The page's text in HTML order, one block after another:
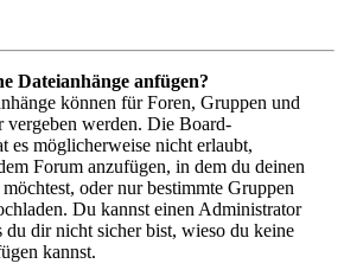
Dateianhänge anfügen?
können für Foren, Gruppen und
vergeben werden. Die Board-
es möglicherweise nicht erlaubt,
Forum anzufügen, in dem du deinen
oder nur bestimmte Gruppen
Du kannst einen Administrator
du dir nicht sicher bist, wieso du keine
kannst.